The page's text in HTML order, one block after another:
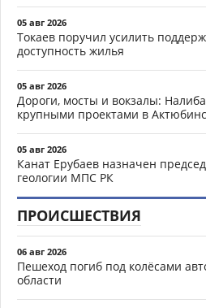
05 авг 2026
Токаев поручил усилить
доступность жилья
05 авг 2026
Дороги, мосты и вокзалы:
крупными проектами в
05 авг 2026
Канат Ерубаев назначен
геологии МПС РК
ПРОИСШЕСТВИЯ
06 авг 2026
Пешеход погиб под колёсами
области